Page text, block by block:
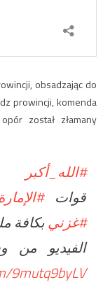
obsadzając do
prowincji, komenda
został złamany
#الله_أكبر
قوات
#غزنيبكافة
الفيديو من
9mutq9byLV